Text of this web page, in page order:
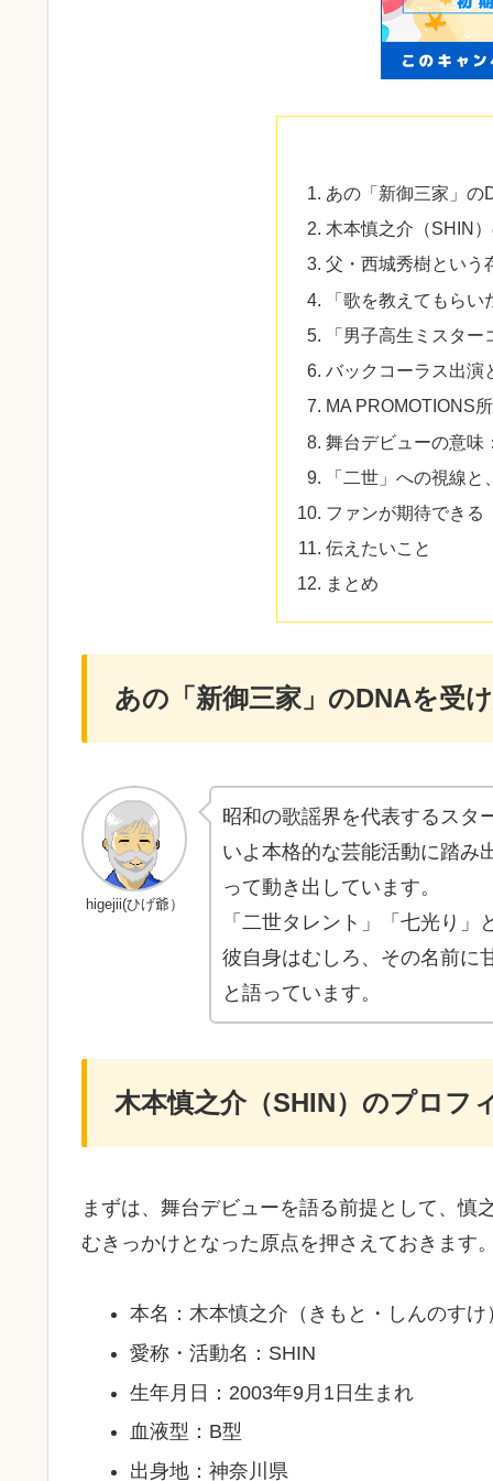
あの「新御三家」の
木本慎之介（SHIN
父・西城秀樹という
「歌を教えてもら
「男子高生ミスタ
バックコーラス出演
MA PROMOTIONS
舞台デビューの意味
「二世」への視線
ファンが期待できる
伝えたいこと
まとめ
あの「新御三家」のDNAを受
higejii(ひげ爺）
昭和の歌謡界を代表するスタ
いよ本格的な芸能活動に踏み
って動き出しています。
「二世タレント」「七光り
彼自身はむしろ、その名前に
と語っています。
木本慎之介（SHIN）のプロフ
まずは、舞台デビューを語る前提として、
むきっかけとなった原点を押さえておきます
本名：木本慎之介（きもと・しんのすけ
愛称・活動名：SHIN
生年月日：2003年9月1日生まれ
血液型：B型
出身地：神奈川県